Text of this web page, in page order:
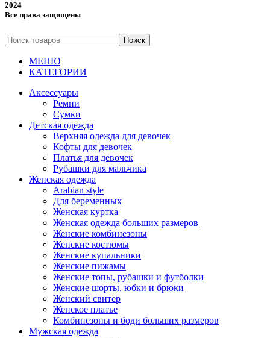
2024
Все права защищены
Поиск
МЕНЮ
КАТЕГОРИИ
Аксессуары
Ремни
Сумки
Детская одежда
Верхняя одежда для девочек
Кофты для девочек
Платья для девочек
Рубашки для мальчика
Женская одежда
Arabian style
Для беременных
Женская куртка
Женская одежда больших размеров
Женские комбинезоны
Женские костюмы
Женские купальники
Женские пижамы
Женские топы, рубашки и футболки
Женские шорты, юбки и брюки
Женский свитер
Женское платье
Комбинезоны и боди больших размеров
Мужская одежда